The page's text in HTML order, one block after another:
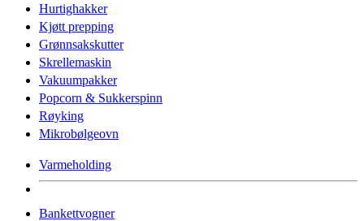
Hurtighakker
Kjøtt prepping
Grønnsakskutter
Skrellemaskin
Vakuumpakker
Popcorn & Sukkerspinn
Røyking
Mikrobølgeovn
Varmeholding
Bankettvogner